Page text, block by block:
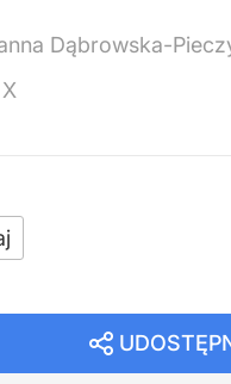
Dąbrowska-
X